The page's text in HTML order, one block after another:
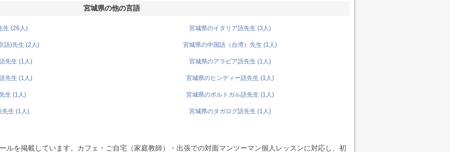
宮城県の他の言語
生 (26人) 宮城県のイタリア語先生 (3人)
語)先生 (2人) 宮城県の中国語（台湾）先生 (1人)
先生 (1人) 宮城県のアラビア語先生 (1人)
先生 (1人) 宮城県のヒンディー語先生 (1人)
生 (1人) 宮城県のポルトガル語先生 (1人)
先生 (1人) 宮城県のタガログ語先生 (1人)
ルを掲載しています。カフェ・ご自宅（家庭教師）・出張での対面マンツーマン個人レッスンに対応し、初